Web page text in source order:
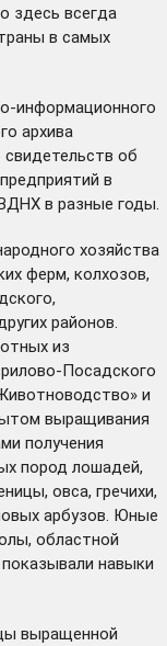
здесь всегда
в самых
информационного
архива
об
в
в разные годы.
хозяйства
ферм, колхозов,
районов.
из
Посадского
и
выращивания
получения
пород лошадей,
овса, гречихи,
арбузов. Юные
областной
навыки
выращенной